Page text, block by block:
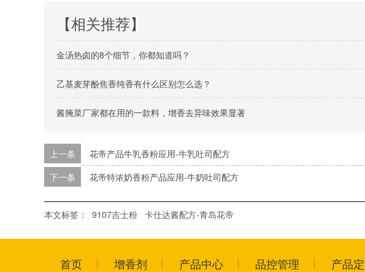
【相关推荐】
金汤热卤的8个细节，你都知道吗？
乙基麦芽酚焦香纯香有什么区别怎么选？
酱腌菜厂家都在用的一款料，增香去异味效果显著
上一条
花帝产品牛乳香粉应用-牛乳吐司配方
下一条 花帝特浓奶香粉产品应用-牛奶吐司配方
本文标签： 9107吉士粉 卡仕达酱配方-青岛花帝
首页 增香剂 产品中心 品控管理 产品